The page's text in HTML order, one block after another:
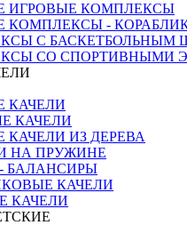
ИГРОВЫЕ КОМПЛЕКСЫ
КОМПЛЕКСЫ -
С БАСКЕТБОЛЬНЫМ
СО СПОРТИВНЫМИ
КАЧЕЛИ
КАЧЕЛИ
КАЧЕЛИ ИЗ ДЕРЕВА
НА ПРУЖИНЕ
БАЛАНСИРЫ
КАЧЕЛИ
КАЧЕЛИ